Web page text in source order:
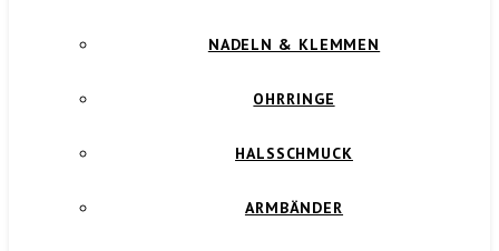
NADELN & KLEMMEN
OHRRINGE
HALSSCHMUCK
ARMBÄNDER